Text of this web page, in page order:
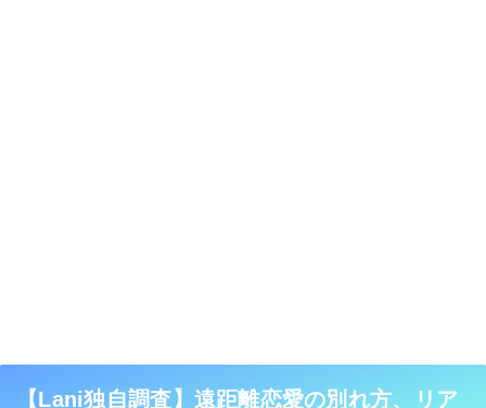
【Lani独自調査】遠距離恋愛の別れ方、リア